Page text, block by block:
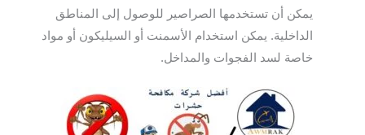
يمكن أن تستخدمها الصراصير للوصول إلى المناطق
الداخلية. يمكن استخدام الأسمنت أو السيليكون أو مواد
خاصة لسد الفجوات والمداخل.